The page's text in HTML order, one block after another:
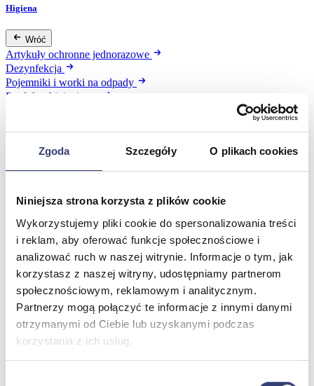
Zgoda Szczegóły O plikach cookies
Niniejsza strona korzysta z plików cookie
Wykorzystujemy pliki cookie do spersonalizowania treści
i reklam, aby oferować funkcje społecznościowe i
analizować ruch w naszej witrynie. Informacje o tym, jak
korzystasz z naszej witryny, udostępniamy partnerom
społecznościowym, reklamowym i analitycznym.
Partnerzy mogą połączyć te informacje z innymi danymi
otrzymanymi od Ciebie lub uzyskanymi podczas
korzystania z ich usług.
Higiena
Wróć
Artykuły ochronne jednorazowe
Dezynfekcja
Pojemniki i worki na odpady
Produkty higieniczne
Strzykawki i igły
Profilaktyka i diagnostyka
Wróć
Pulsoksymetry
Ciśnieniomierze
Inhalatory
Instrumenty diagnostyczne
Artykuły Przeciwodleżynowe
Stetoskopy